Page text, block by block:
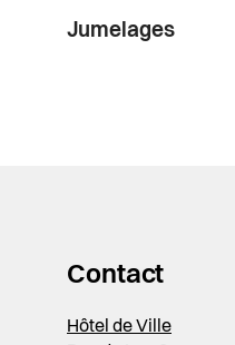
Jumelages
Contact
Hôtel de Ville